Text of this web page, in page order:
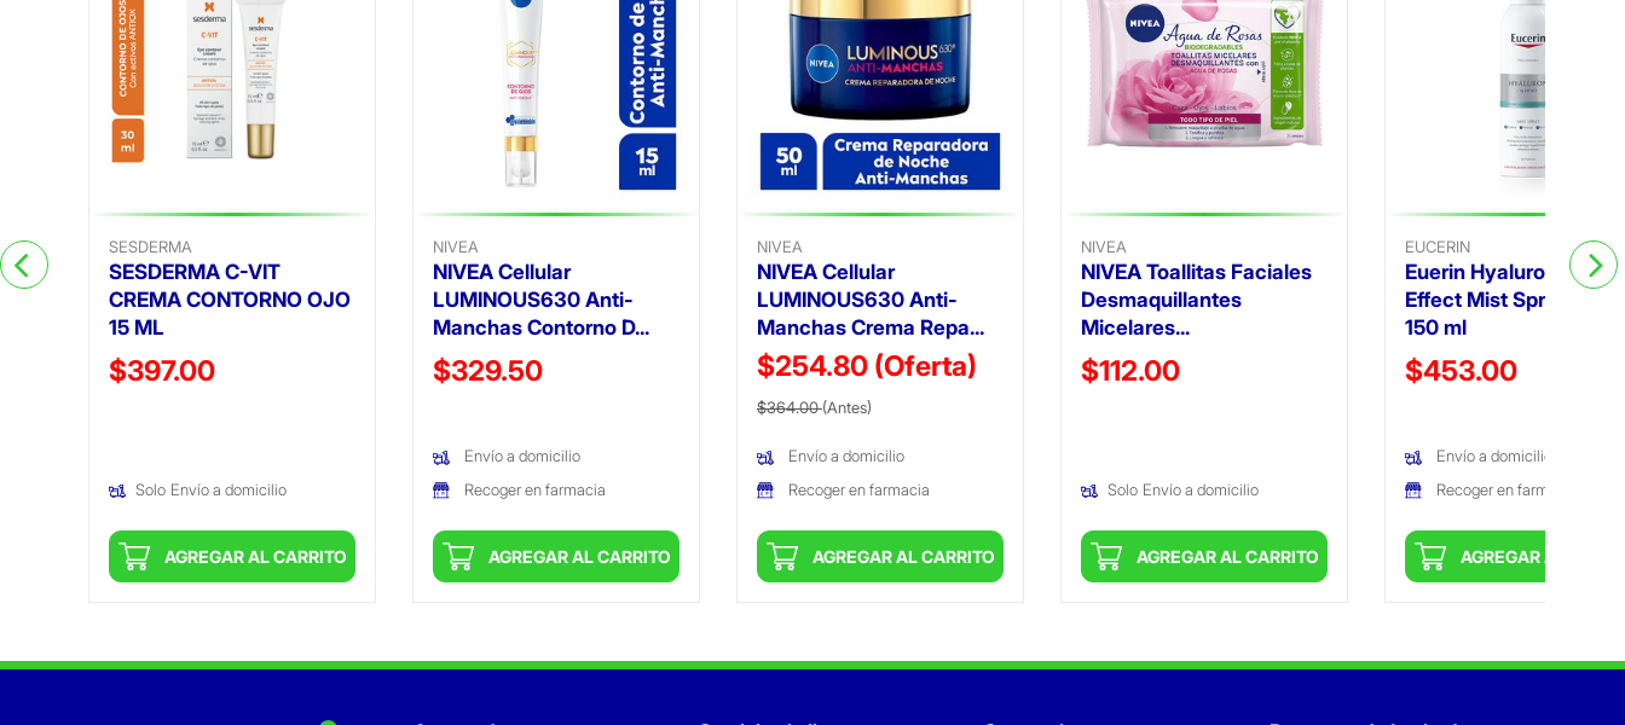
SESDERMA
SESDERMA C-VIT
CREMA CONTORNO OJO
15 ML
Precio reducido de
$397.00
Solo Envío a domicilio
AGREGAR AL CARRITO
NIVEA
NIVEA Cellular
LUMINOUS630 Anti-
Manchas Contorno D...
Precio reducido de
$329.50
Envío a domicilio
Recoger en farmacia
AGREGAR AL CARRITO
NIVEA
NIVEA Cellular
LUMINOUS630 Anti-
Manchas Crema Repa...
$254.80 (Oferta)
Precio reducido de
$364.00(Antes)
Envío a domicilio
Recoger en farmacia
AGREGAR AL CARRITO
NIVEA
NIVEA Toallitas Faciales
Desmaquillantes
Micelares...
Precio reducido de
$112.00
Solo Envío a domicilio
AGREGAR AL CARRITO
EUCERIN
Euerin Hyaluron + 3x
Effect Mist Spray
150 ml
Precio reducido de
$453.00
Envío a domicilio
Recoger en farmacia
AGREGAR AL